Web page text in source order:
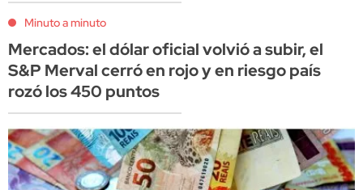
Minuto a minuto
Mercados: el dólar oficial volvió a subir, el
S&P Merval cerró en rojo y en riesgo país
rozó los 450 puntos